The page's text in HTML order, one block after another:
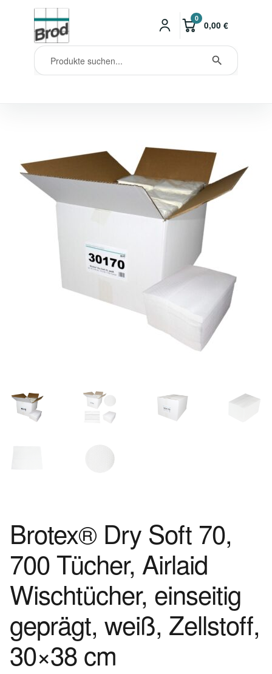
0
0,00 €
Brotex® Dry Soft 70,
700 Tücher, Airlaid
Wischtücher, einseitig
geprägt, weiß, Zellstoff,
30×38 cm